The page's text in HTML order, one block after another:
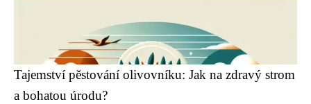
Tajemství pěstování olivovníku: Jak na zdravý strom
a bohatou úrodu?